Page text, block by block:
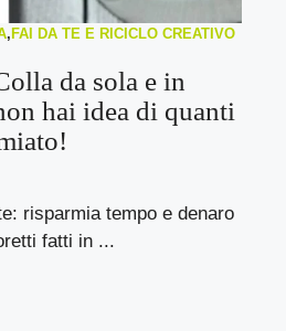
, FAI DA TE E RICICLO CREATIVO
da sola e in
hai idea di quanti
risparmia tempo e denaro
fatti in ...